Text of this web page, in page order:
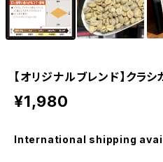
【オリジナルブレンド】ク
¥1,980
International shipping